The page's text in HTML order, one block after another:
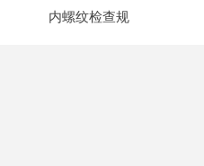
内螺纹检查规